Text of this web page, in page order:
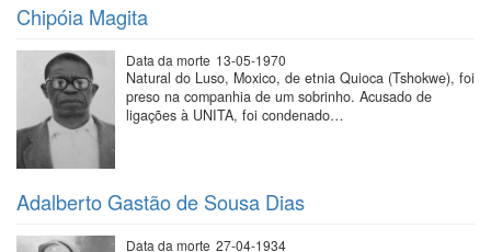
Chipóia Magita
Data da morte 13-05-1970
Natural do Luso, Moxico, de etnia Quioca (Tshokwe), foi
preso na companhia de um sobrinho. Acusado de
ligações à UNITA, foi condenado…
Adalberto Gastão de Sousa Dias
Data da morte 27-04-1934